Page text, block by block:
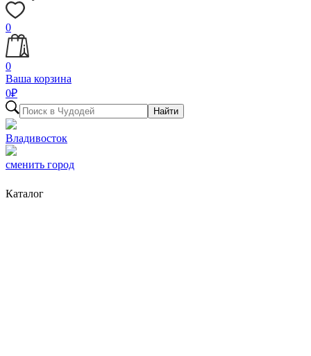
0
0
Ваша корзина
0₽
Найти
Владивосток
сменить город
Каталог